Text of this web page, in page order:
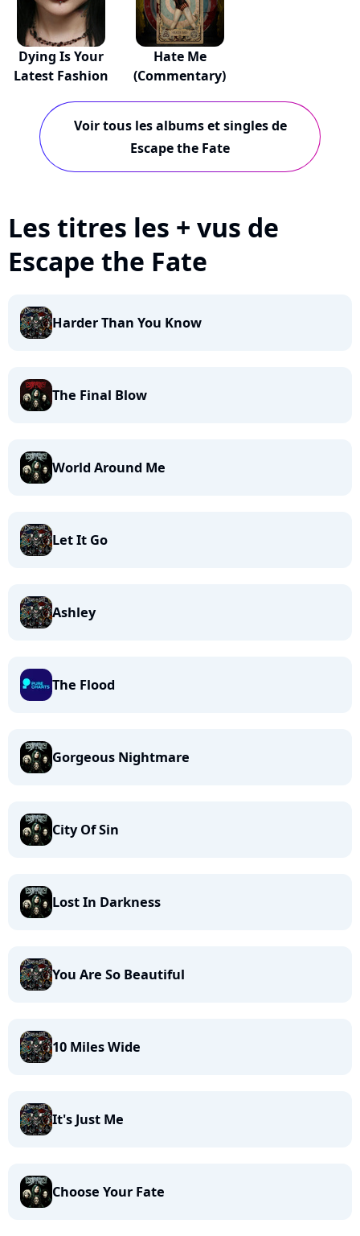
Dying Is Your
Latest Fashion
Hate Me
(Commentary)
Voir tous les albums et singles de
Escape the Fate
Les titres les + vus de
Escape the Fate
Harder Than You Know
The Final Blow
World Around Me
Let It Go
Ashley
The Flood
Gorgeous Nightmare
City Of Sin
Lost In Darkness
You Are So Beautiful
10 Miles Wide
It's Just Me
Choose Your Fate